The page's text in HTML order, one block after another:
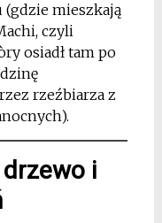
(gdzie mieszkają
czyli
osiadł tam po
rzeźbiarza z
i